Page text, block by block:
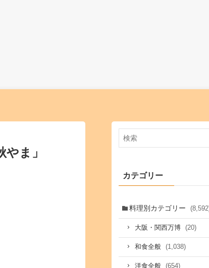
ま」
カテゴリー
料理別カテゴリー
大阪・関西万博 (20)
和食全般 (1,038)
洋食全般 (654)